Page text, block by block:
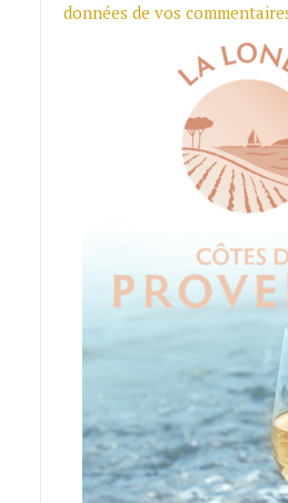
données de vos